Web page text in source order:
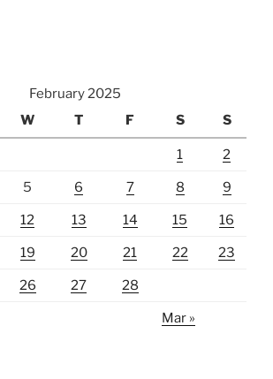
February 2025
W T F S S
1 2
5 6 7 8 9
12 13 14 15 16
19 20 21 22 23
26 27 28
Mar »